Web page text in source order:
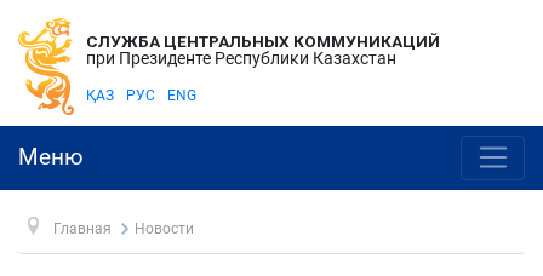
СЛУЖБА ЦЕНТРАЛЬНЫХ КОММУНИКАЦИЙ
при Президенте Республики Казахстан
ҚАЗ РУС ENG
Меню
Главная Новости